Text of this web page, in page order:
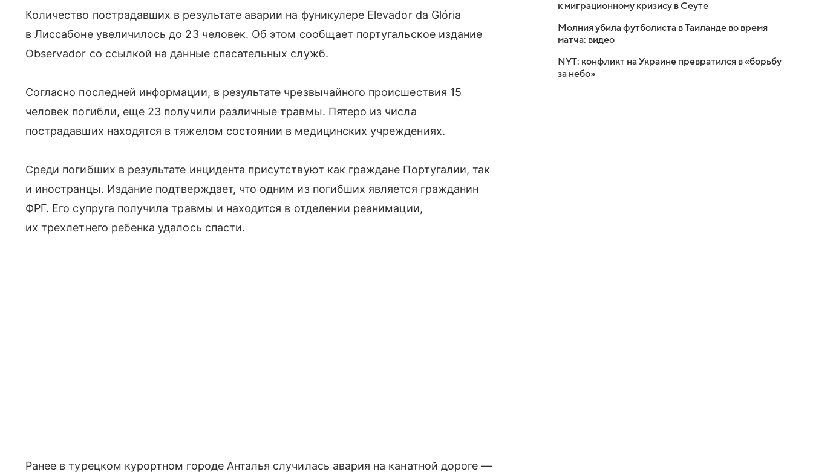
Количество пострадавших в результате аварии на фуникулере Elevador da Glória
в Лиссабоне увеличилось до 23 человек. Об этом сообщает португальское издание
Observador со ссылкой на данные спасательных служб.
Согласно последней информации, в результате чрезвычайного происшествия 15
человек погибли, еще 23 получили различные травмы. Пятеро из числа
пострадавших находятся в тяжелом состоянии в медицинских учреждениях.
Среди погибших в результате инцидента присутствуют как граждане Португалии, так
и иностранцы. Издание подтверждает, что одним из погибших является гражданин
ФРГ. Его супруга получила травмы и находится в отделении реанимации,
их трехлетнего ребенка удалось спасти.
Ранее в турецком курортном городе Анталья случилась авария на канатной дороге —
к миграционному кризису в Сеуте
Молния убила футболиста в Таиланде во время
матча: видео
NYT: конфликт на Украине превратился в «борьбу
за небо»